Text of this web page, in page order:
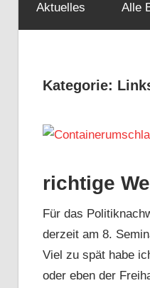
Aktuelles Alle
Kategorie:
richtige
Für das
derzeit am 8.
Viel zu spät habe
oder eben der